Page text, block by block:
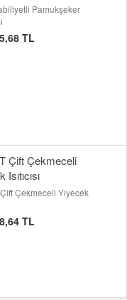
Pamukşeker
TL
Çift Çekmeceli
Çekmeceli Yiyecek
TL